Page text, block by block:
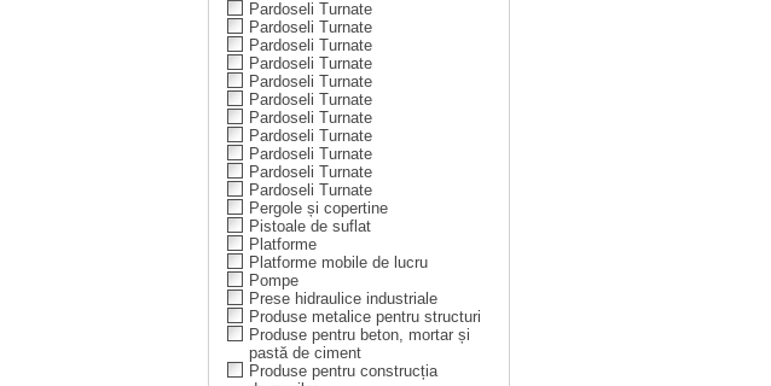
Pardoseli Turnate
Pardoseli Turnate
Pardoseli Turnate
Pardoseli Turnate
Pardoseli Turnate
Pardoseli Turnate
Pardoseli Turnate
Pardoseli Turnate
Pardoseli Turnate
Pardoseli Turnate
Pardoseli Turnate
Pergole și copertine
Pistoale de suflat
Platforme
Platforme mobile de lucru
Pompe
Prese hidraulice industriale
Produse metalice pentru structuri
Produse pentru beton, mortar și
pastă de ciment
Produse pentru construcția